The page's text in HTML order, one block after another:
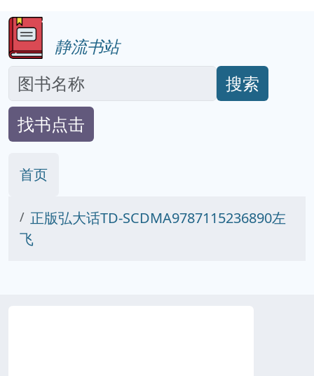
静流书站
搜索
找书点击
首页
正版弘大话TD-SCDMA9787115236890左
飞